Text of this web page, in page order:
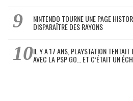
NINTENDO TOURNE UNE PAGE
DISPARAÎTRE DES RAYONS
IL Y A 17 ANS, PLAYSTATION
AVEC LA PSP GO… ET C’ÉTAIT UN